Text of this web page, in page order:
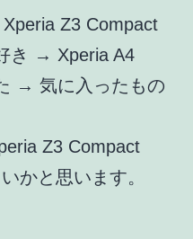
Z3 Compact
き → Xperia A4
→ 気に入ったもの
Z3 Compact
かと思います。